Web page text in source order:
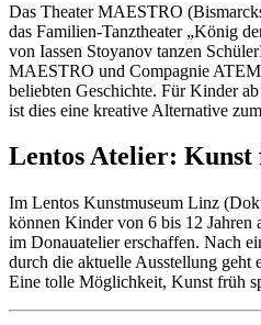
Das Theater MAESTRO
das Familien-Tanztheater „König
von Iassen Stoyanov tanzen
MAESTRO und Compagnie
beliebten Geschichte. Für Kinder
ist dies eine kreative Alternative
Lentos Atelier:
Im Lentos Kunstmuseum Linz
können Kinder von 6 bis 12 Jahren
im Donauatelier erschaffen. Nach
durch die aktuelle Ausstellung geht
Eine tolle Möglichkeit, Kunst früh